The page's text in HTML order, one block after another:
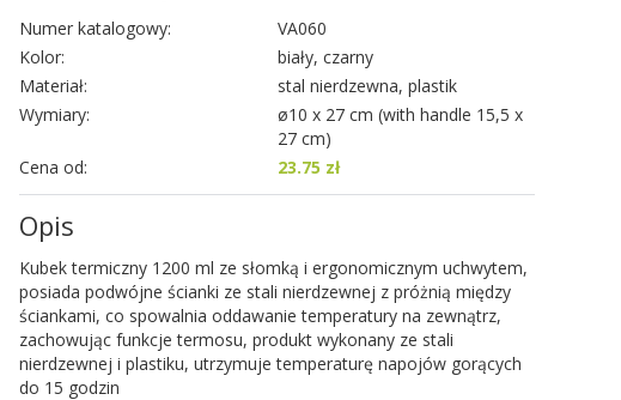
Numer katalogowy:
VA060
Kolor:
biały, czarny
Materiał:
stal nierdzewna, plastik
Wymiary:
ø10 x 27 cm (with handle 15,5 x
27 cm)
Cena od:
23.75 zł
Opis
Kubek termiczny 1200 ml ze słomką i ergonomicznym uchwytem,
posiada podwójne ścianki ze stali nierdzewnej z próżnią między
ściankami, co spowalnia oddawanie temperatury na zewnątrz,
zachowując funkcje termosu, produkt wykonany ze stali
nierdzewnej i plastiku, utrzymuje temperaturę napojów gorących
do 15 godzin